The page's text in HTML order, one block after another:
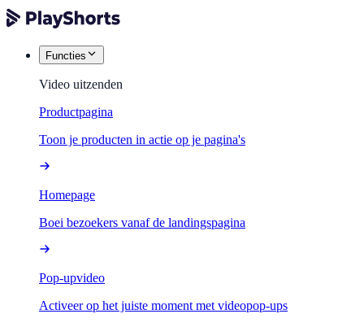
Functies
Video uitzenden
Productpagina
Toon je producten in actie op je pagina's
Homepage
Boei bezoekers vanaf de landingspagina
Pop-upvideo
Activeer op het juiste moment met videopop-ups